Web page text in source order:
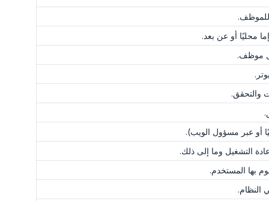
للموظف.
محليًا أو عن بعد.
موظف.
والتحقق.
أو عبر مسؤول الويب).
التشغيل وما إلى ذلك.
بها المستخدم.
النظام.